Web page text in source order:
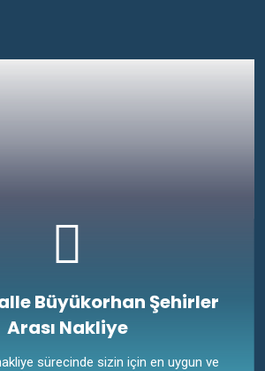
Büyükorhan Şehirler
Arası Nakliye
sürecinde sizin için en uygun ve